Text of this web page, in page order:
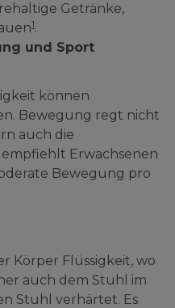
Getränke,
1.
und Sport
können
Bewegung regt nicht
auch die
Erwachsenen
Bewegung pro
Körper Flüssigkeit, wo
auch dem Stuhl im
Stuhl verhärtet. Es